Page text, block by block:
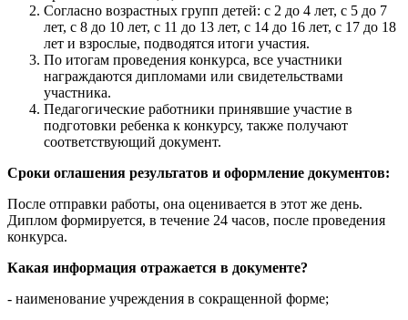
Согласно возрастных групп детей: с 2 до 4 лет, с 5 до 7
лет, с 8 до 10 лет, с 11 до 13 лет, с 14 до 16 лет, с 17 до 18
лет и взрослые, подводятся итоги участия.
По итогам проведения конкурса, все участники
награждаются дипломами или свидетельствами
участника.
Педагогические работники принявшие участие в
подготовки ребенка к конкурсу, также получают
соответствующий документ.
Сроки оглашения результатов и оформление документов:
После отправки работы, она оценивается в этот же день.
Диплом формируется, в течение 24 часов, после проведения
конкурса.
Какая информация отражается в документе?
- наименование учреждения в сокращенной форме;